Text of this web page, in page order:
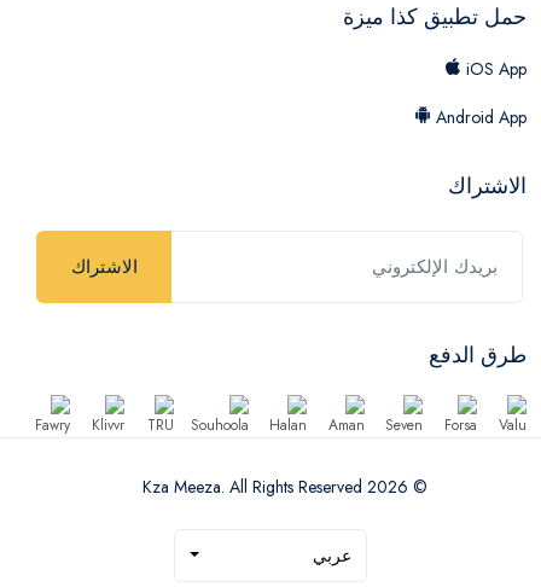
حمل تطبيق كذا ميزة
iOS App
Android App
الاشتراك
الاشتراك
طرق الدفع
© 2026 Kza Meeza. All Rights Reserved
عربي